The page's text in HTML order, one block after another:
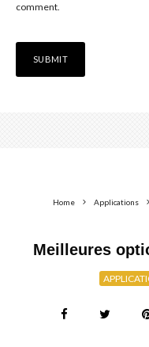
comment.
Home Applications
Meilleures